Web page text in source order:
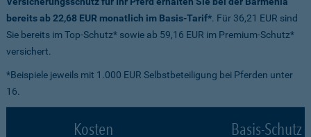
bereits ab 22,68 EUR monatlich im Basis-Tarif*. Für 36,21 EUR sind
Sie bereits im Top-Schutz* sowie ab 59,16 EUR im Premium-Schutz*
versichert.
*Beispiele jeweils mit 1.000 EUR Selbstbeteiligung bei Pferden unter
16.
Kosten Basis-Schutz